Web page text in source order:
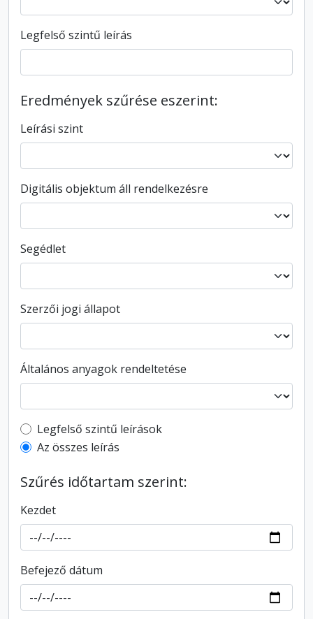
Legfelső szintű leírás
Eredmények szűrése eszerint:
Leírási szint
Digitális objektum áll rendelkezésre
Segédlet
Szerzői jogi állapot
Általános anyagok rendeltetése
Top-level description filter
Legfelső szintű leírások
Az összes leírás
Szűrés időtartam szerint:
Kezdet
Befejező dátum